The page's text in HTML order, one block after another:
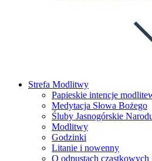
Strefa Modlitwy
Papieskie intencje
Medytacja Słowa Bożego
Śluby Jasnogórskie
Modlitwy
Godzinki
Litanie i nowenny
O odpustach cząstkowych